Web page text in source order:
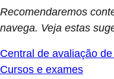
Recomendaremos
navega. Veja estas
Central de avaliação
Cursos e exames